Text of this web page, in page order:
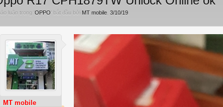
luận trong 'OPPO' bắt đầu bởi MT mobile 3/10/19
MT mobile